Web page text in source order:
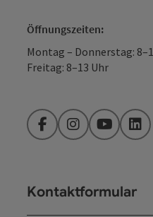
Öffnungszeiten:
Montag – Donnerstag:
Freitag: 8–13 Uhr
FacebookInstagramYouTube
Kontaktformular